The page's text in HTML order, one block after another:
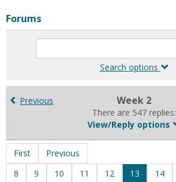
Forums
Enter
to
for
in
Search options
Previous Week 2
There are 547 replies:
View/Reply options
First
Previous
8
9 10 11 12 13 14